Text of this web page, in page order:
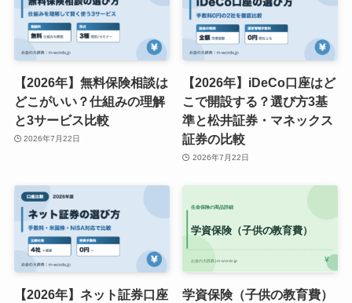
【2026年】無料保険相談は
どこがいい？仕組みの理解
と3サービス比較
2026年7月22日
【2026年】iDeCo口座はど
こで開設する？選び方3基
準と松井証券・マネックス
証券の比較
2026年7月22日
【2026年】ネット証券口座
学資保険（子供の教育費）